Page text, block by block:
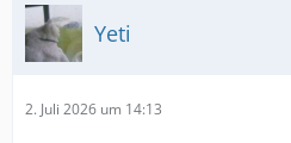
Yeti
2. Juli 2026 um 14:13